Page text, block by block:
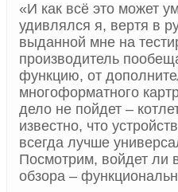
«И как всё это может
удивлялся я, вертя в
выданной мне на
производитель
функцию, от
многоформатного
дело не пойдет –
известно, что
всегда лучше
Посмотрим, войдет ли
обзора –